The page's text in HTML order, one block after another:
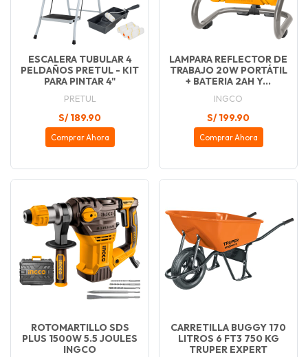
ESCALERA TUBULAR 4
PELDAÑOS PRETUL - KIT
PARA PINTAR 4"
PRETUL
S/ 189.90
Comprar Ahora
LAMPARA REFLECTOR DE
TRABAJO 20W PORTÁTIL
+ BATERIA 2AH Y...
INGCO
S/ 199.90
Comprar Ahora
ROTOMARTILLO SDS
PLUS 1500W 5.5 JOULES
INGCO
CARRETILLA BUGGY 170
LITROS 6 FT3 750 KG
TRUPER EXPERT